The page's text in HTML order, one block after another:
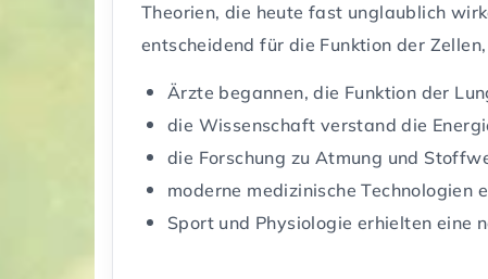
Theorien, die heute fast unglaublich
entscheidend für die Funktion der
Ärzte begannen, die Funktion der
die Wissenschaft verstand die
die Forschung zu Atmung und
moderne medizinische Technologien
Sport und Physiologie erhielten eine